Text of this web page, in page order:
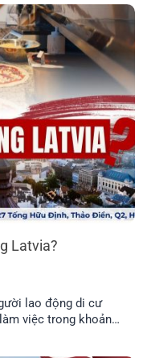
Latvia?
lao động di cư
việc trong khoản